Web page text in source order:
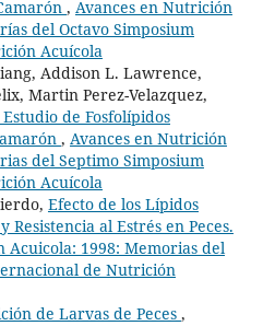
, Avances en Nutrición
del Octavo Simposium
Acuícola
Addison L. Lawrence,
Martin Perez-Velazquez,
de Fosfolípidos
, Avances en Nutrición
del Septimo Simposium
Acuícola
Efecto de los Lípidos
Resistencia al Estrés en Peces.
Acuicola: 1998: Memorias del
de Nutrición
de Larvas de Peces ,